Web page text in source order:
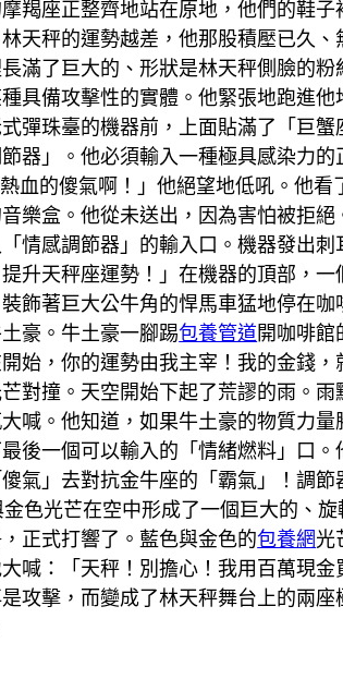
羯座正整齊地站在原地，他們的鞋
天秤的運勢越差，他那股積壓已久
滿了巨大的、形狀是林天秤側臉的
具備攻擊性的實體。他緊張地跑進
彈珠臺的機器前，上面貼滿了「巨
器」。他必須輸入一種極具感染力
血的傻氣啊！」他絕望地低吼。他
樂盒。他從未送出，因為害怕被拒
情感調節器」的輸入口。機器發出
升天秤座運勢！」在機器的頂部，
飾著巨大公牛角的悍馬車猛地停在
豪。牛土豪一腳踢包養管道開咖啡
始，你的運勢由我主宰！我的金錢
對撞。天空開始下起了荒謬的雨。
喊。他知道，如果牛土豪的物質力
後一個可以輸入的「情緒燃料」口
氣」去對抗金牛座的「霸氣」！調
色光芒在空中形成了一個巨大的、
正式打響了。藍色與金色的包養網光
喊：「天秤！別擔心！我用百萬現
攻擊，而變成了林天秤舞台上的兩